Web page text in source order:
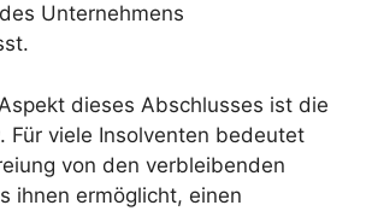
Unternehmens
dieses Abschlusses ist die
. Für viele Insolventen bedeutet
von den verbleibenden
ihnen ermöglicht, einen